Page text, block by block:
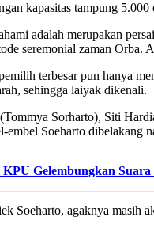
kapasitas tampung
adalah merupakan
seremonial zaman Orba.
terbesar pun hanya
sehingga laiyak dikenali.
Sorharto), Siti
Soeharto dibelakang
Gelembungkan
Soeharto, agaknya masih